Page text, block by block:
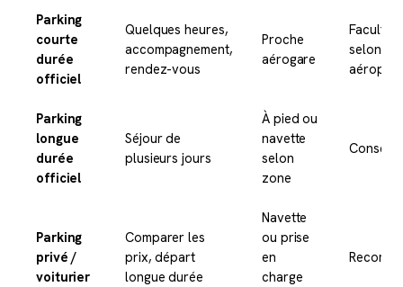
Parking
courte
durée
officiel
Quelques heures,
accompagnement,
rendez-vous
Proche
aérogare
selon
aéroport
Parking
longue
durée
officiel
Séjour de
plusieurs jours
À pied ou
navette
selon
zone
Parking
privé /
voiturier
Comparer les
prix, départ
longue durée
Navette
ou prise
en
charge